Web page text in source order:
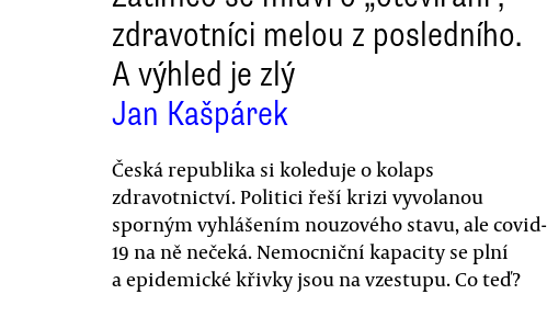
zdravotníci melou z posledního.
A výhled je zlý
Jan Kašpárek
Česká republika si koleduje o kolaps
zdravotnictví. Politici řeší krizi vyvolanou
sporným vyhlášením nouzového stavu, ale covid-
19 na ně nečeká. Nemocniční kapacity se plní
a epidemické křivky jsou na vzestupu. Co teď?